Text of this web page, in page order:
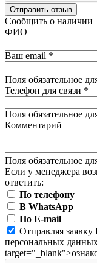
Отправить отзыв
Сообщить о наличии
ФИО
Ваш email *
Поля обязательное
Телефон для связи *
Поля обязательное
Комментарий
Поля обязательное
Если у менеджера
ответить:
По телефону
В WhatsApp
По E-mail
Отправляя
персональных